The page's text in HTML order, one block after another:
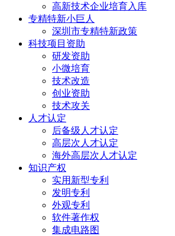
高新技术企业培育入库
专精特新小巨人
深圳市专精特新政策
科技项目资助
研发资助
小微培育
技术改造
创业资助
技术攻关
人才认定
后备级人才认定
高层次人才认定
海外高层次人才认定
知识产权
实用新型专利
发明专利
外观专利
软件著作权
集成电路图